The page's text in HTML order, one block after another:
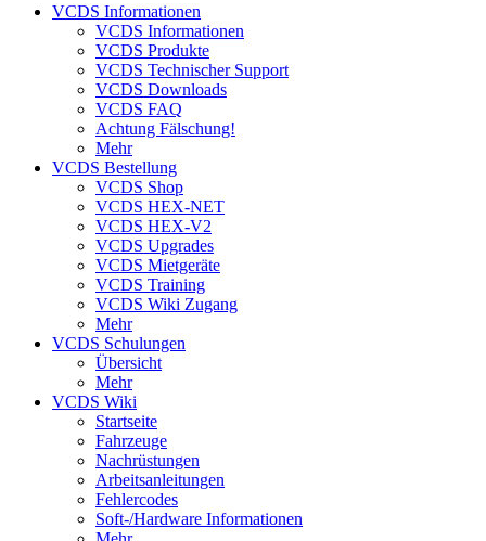
VCDS Informationen
VCDS Informationen
VCDS Produkte
VCDS Technischer Support
VCDS Downloads
VCDS FAQ
Achtung Fälschung!
Mehr
VCDS Bestellung
VCDS Shop
VCDS HEX-NET
VCDS HEX-V2
VCDS Upgrades
VCDS Mietgeräte
VCDS Training
VCDS Wiki Zugang
Mehr
VCDS Schulungen
Übersicht
Mehr
VCDS Wiki
Startseite
Fahrzeuge
Nachrüstungen
Arbeitsanleitungen
Fehlercodes
Soft-/Hardware Informationen